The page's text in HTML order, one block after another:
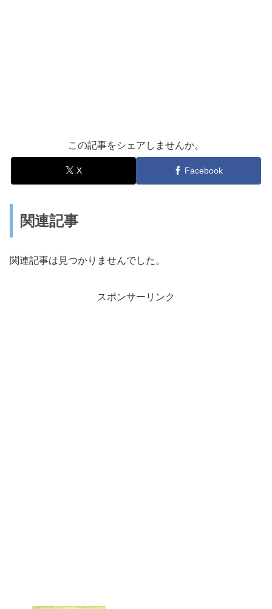
この記事をシェアしませんか。
X Facebook
関連記事
関連記事は見つかりませんでした。
スポンサーリンク